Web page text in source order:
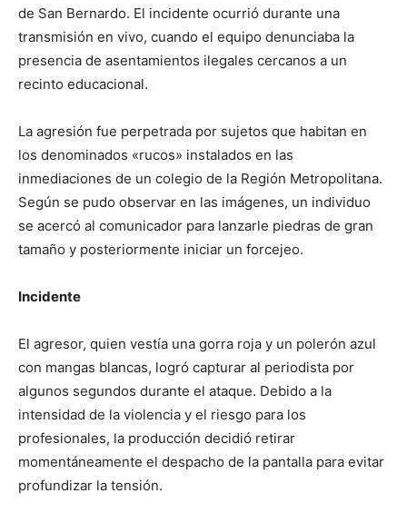
de San Bernardo. El incidente ocurrió durante una
transmisión en vivo, cuando el equipo denunciaba la
presencia de asentamientos ilegales cercanos a un
recinto educacional.
La agresión fue perpetrada por sujetos que habitan en
los denominados «rucos» instalados en las
inmediaciones de un colegio de la Región Metropolitana.
Según se pudo observar en las imágenes, un individuo
se acercó al comunicador para lanzarle piedras de gran
tamaño y posteriormente iniciar un forcejeo.
Incidente
El agresor, quien vestía una gorra roja y un polerón azul
con mangas blancas, logró capturar al periodista por
algunos segundos durante el ataque. Debido a la
intensidad de la violencia y el riesgo para los
profesionales, la producción decidió retirar
momentáneamente el despacho de la pantalla para evitar
profundizar la tensión.